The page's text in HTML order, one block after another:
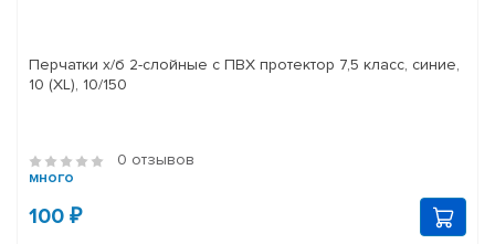
Перчатки х/б 2-слойные с ПВХ протектор 7,5 класс, синие,
10 (XL), 10/150
0 отзывов
много
100 ₽